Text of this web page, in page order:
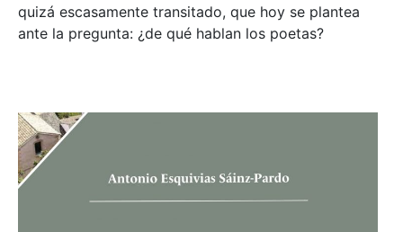
quizá escasamente transitado, que hoy se plantea
ante la pregunta: ¿de qué hablan los poetas?